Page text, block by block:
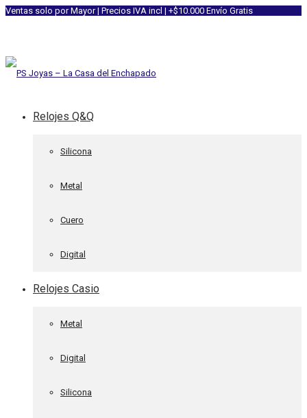
Ventas solo por Mayor | Precios IVA incl | +$10.000 Envío Gratis
Relojes Q&Q
Silicona
Metal
Cuero
Digital
Relojes Casio
Metal
Digital
Silicona